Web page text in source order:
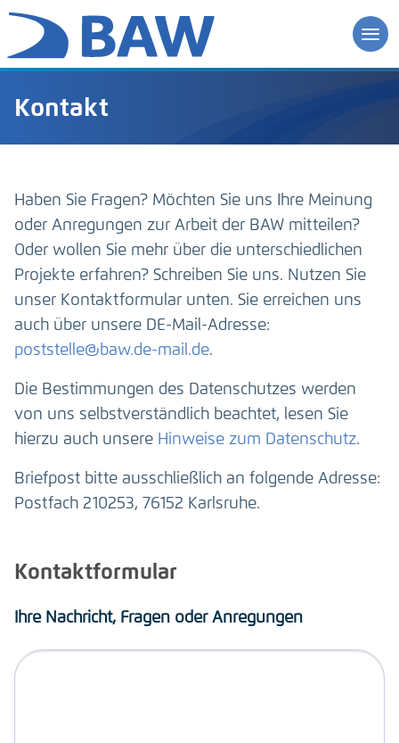
Kontakt
Haben Sie Fragen? Möchten Sie uns Ihre Meinung
oder Anregungen zur Arbeit der BAW mitteilen?
Oder wollen Sie mehr über die unterschiedlichen
Projekte erfahren? Schreiben Sie uns. Nutzen Sie
unser Kontaktformular unten. Sie erreichen uns
auch über unsere DE-Mail-Adresse:
poststelle@baw.de-mail.de.
Die Bestimmungen des Datenschutzes werden
von uns selbstverständlich beachtet, lesen Sie
hierzu auch unsere Hinweise zum Datenschutz.
Briefpost bitte ausschließlich an folgende Adresse:
Postfach 210253, 76152 Karlsruhe.
Kontaktformular
Ihre Nachricht, Fragen oder Anregungen